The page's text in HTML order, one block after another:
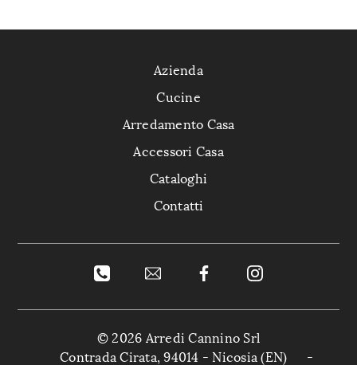
Azienda
Cucine
Arredamento Casa
Accessori Casa
Cataloghi
Contatti
© 2026 Arredi Cannino Srl
Contrada Cirata, 94014 - Nicosia (EN)
-